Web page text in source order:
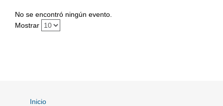
No se encontró ningún evento.
Mostrar
Inicio